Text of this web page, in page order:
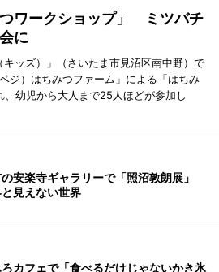
ワークショップ」 ミツバチ
に
ッズ）」（さいたま市見沼区南中野）で
ジ）はちみつファーム」による「はちみ
幼児から大人まで25人ほどが参加し
安楽寺ギャラリーで「照沼敦朗展」
見えない世界
カフェで「食べるだけじゃないかき氷